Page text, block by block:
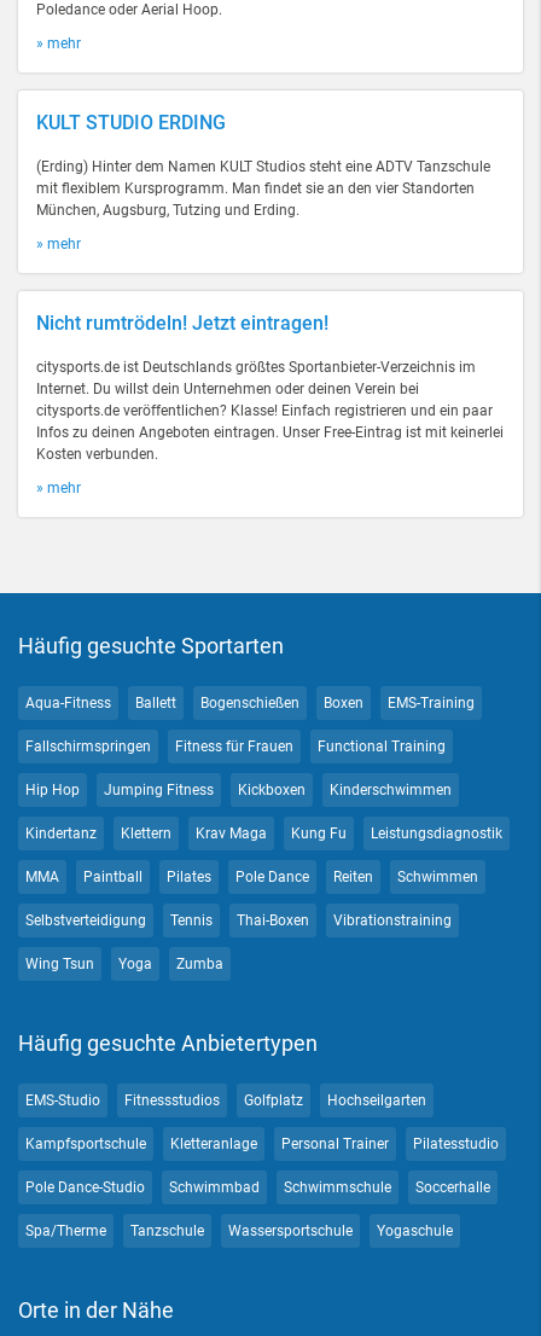
Poledance oder Aerial Hoop.
» mehr
KULT STUDIO ERDING
(Erding) Hinter dem Namen KULT Studios steht eine ADTV Tanzschule
mit flexiblem Kursprogramm. Man findet sie an den vier Standorten
München, Augsburg, Tutzing und Erding.
» mehr
Nicht rumtrödeln! Jetzt eintragen!
citysports.de ist Deutschlands größtes Sportanbieter-Verzeichnis im
Internet. Du willst dein Unternehmen oder deinen Verein bei
citysports.de veröffentlichen? Klasse! Einfach registrieren und ein paar
Infos zu deinen Angeboten eintragen. Unser Free-Eintrag ist mit keinerlei
Kosten verbunden.
» mehr
Häufig gesuchte Sportarten
Aqua-Fitness Ballett Bogenschießen Boxen EMS-Training
Fallschirmspringen Fitness für Frauen Functional Training
Hip Hop Jumping Fitness Kickboxen Kinderschwimmen
Kindertanz Klettern Krav Maga Kung Fu Leistungsdiagnostik
MMA Paintball Pilates Pole Dance Reiten Schwimmen
Selbstverteidigung Tennis Thai-Boxen Vibrationstraining
Wing Tsun Yoga Zumba
Häufig gesuchte Anbietertypen
EMS-Studio Fitnessstudios Golfplatz Hochseilgarten
Kampfsportschule Kletteranlage Personal Trainer Pilatesstudio
Pole Dance-Studio Schwimmbad Schwimmschule Soccerhalle
Spa/Therme Tanzschule Wassersportschule Yogaschule
Orte in der Nähe